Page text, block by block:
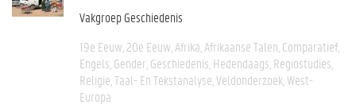
Vakgroep Geschiedenis
19e Eeuw 20e Eeuw Afrika Afrikaanse Talen Comparatief
Engels Gender Geschiedenis Hedendaags Regiostudies
Religie Taal- En Tekstanalyse Veldonderzoek West-
Europa